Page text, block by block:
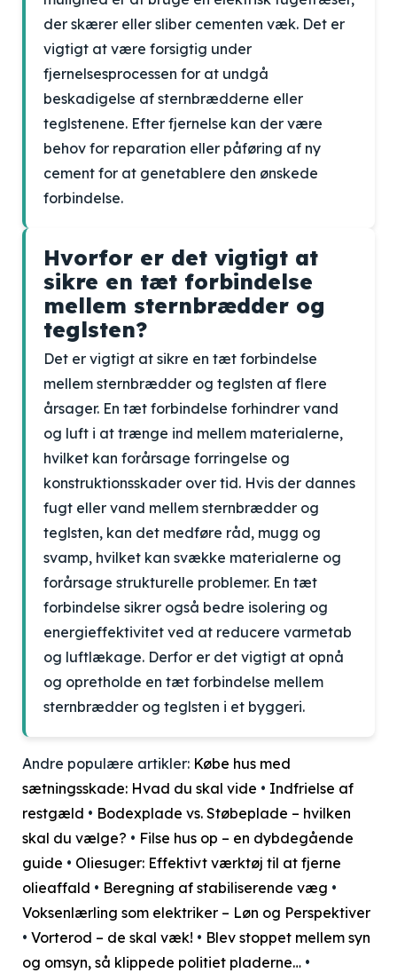
der skærer eller sliber cementen væk. Det er
vigtigt at være forsigtig under
fjernelsesprocessen for at undgå
beskadigelse af sternbrædderne eller
teglstenene. Efter fjernelse kan der være
behov for reparation eller påføring af ny
cement for at genetablere den ønskede
forbindelse.
Hvorfor er det vigtigt at
sikre en tæt forbindelse
mellem sternbrædder og
teglsten?
Det er vigtigt at sikre en tæt forbindelse
mellem sternbrædder og teglsten af flere
årsager. En tæt forbindelse forhindrer vand
og luft i at trænge ind mellem materialerne,
hvilket kan forårsage forringelse og
konstruktionsskader over tid. Hvis der dannes
fugt eller vand mellem sternbrædder og
teglsten, kan det medføre råd, mugg og
svamp, hvilket kan svække materialerne og
forårsage strukturelle problemer. En tæt
forbindelse sikrer også bedre isolering og
energieffektivitet ved at reducere varmetab
og luftlækage. Derfor er det vigtigt at opnå
og opretholde en tæt forbindelse mellem
sternbrædder og teglsten i et byggeri.
Andre populære artikler: Købe hus med
sætningsskade: Hvad du skal vide • Indfrielse af
restgæld • Bodexplade vs. Støbeplade – hvilken
skal du vælge? • Filse hus op – en dybdegående
guide • Oliesuger: Effektivt værktøj til at fjerne
olieaffald • Beregning af stabiliserende væg •
Voksenlærling som elektriker – Løn og Perspektiver
• Vorterod – de skal væk! • Blev stoppet mellem syn
og omsyn, så klippede politiet pladerne… •